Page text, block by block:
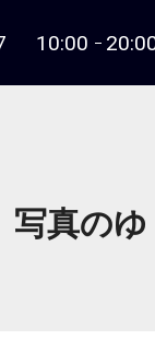
10:00
写真の